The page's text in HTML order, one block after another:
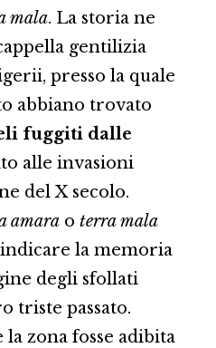
mala. La storia ne
gentilizia
presso la quale
abbiano trovato
fuggiti dalle
alle invasioni
del X secolo.
amara o terra mala
la memoria
degli sfollati
triste passato.
zona fosse adibita